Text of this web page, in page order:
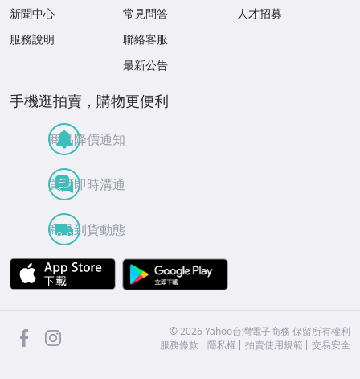
新聞中心
服務說明
常見問答
聯絡客服
最新公告
人才招募
手機逛拍賣，購物更便利
商品降價通知
買賣即時溝通
商品到貨動態
APP Store
facebook ©2026 Yahoo台灣電子商務 保留所有權利
服務條款
隱私權 拍賣使用規範 交易安全